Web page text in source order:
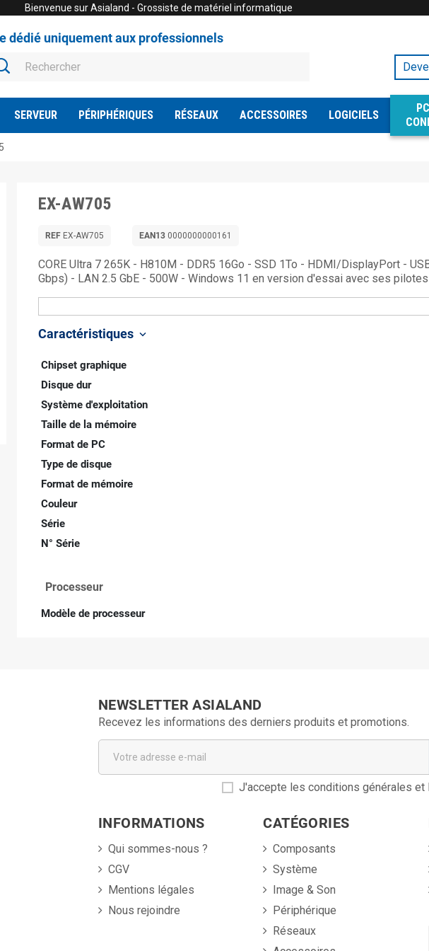
Bienvenue sur Asialand - Grossiste de matériel informatique
dédié uniquement aux professionnels
SERVEUR PÉRIPHÉRIQUES RÉSEAUX ACCESSOIRES LOGICIELS
EX-AW705
REFEX-AW705 EAN13 0000000000161
CORE Ultra 7 265K - H810M - DDR5 16Go - SSD 1To - HDMI/DisplayPort -
Gbps) - LAN 2.5 GbE - 500W - Windows 11 en version d'essai avec ses
Caractéristiques keyboard_arrow_down
Chipset graphique
Disque dur
Système d'exploitation
Taille de la mémoire
Format de PC
Type de disque
Format de mémoire
Couleur
Série
N° Série
Processeur
Modèle de processeur
NEWSLETTER ASIALAND
Recevez les informations des derniers produits et promotions.
J'accepte les conditions générales
INFORMATIONS
Qui sommes-nous ?
CGV
Mentions légales
Nous rejoindre
CATÉGORIES
Composants
Système
Image & Son
Périphérique
Réseaux